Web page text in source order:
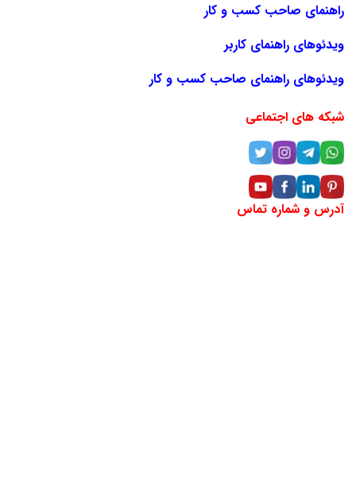
راهنمای صاحب کسب و کار
ویدئوهای راهنمای کاربر
ویدئوهای راهنمای صاحب کسب و کار
شبکه های اجتماعی
آدرس و شماره تماس